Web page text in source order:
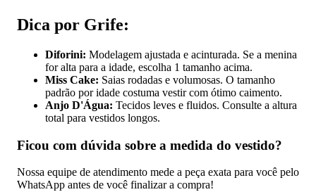
Dica por Grife:
Diforini: Modelagem ajustada e acinturada. Se a menina
for alta para a idade, escolha 1 tamanho acima.
Miss Cake: Saias rodadas e volumosas. O tamanho
padrão por idade costuma vestir com ótimo caimento.
Anjo D'Água: Tecidos leves e fluidos. Consulte a altura
total para vestidos longos.
Ficou com dúvida sobre a medida do vestido?
Nossa equipe de atendimento mede a peça exata para você pelo
WhatsApp antes de você finalizar a compra!